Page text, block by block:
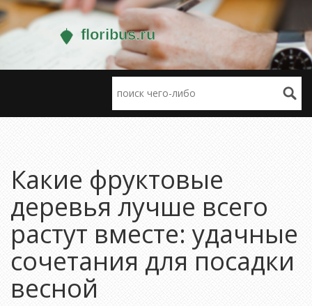
Какие фруктовые
деревья лучше всего
растут вместе: удачные
сочетания для посадки
весной